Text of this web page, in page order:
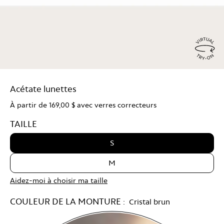
Acétate lunettes
À partir de 169,00 $ avec verres correcteurs
TAILLE
S
M
Aidez-moi à choisir ma taille
COULEUR DE LA MONTURE : Cristal brun